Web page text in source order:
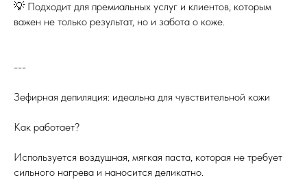
💡 Подходит для премиальных услуг и клиентов, которым
важен не только результат, но и забота о коже.
---
Зефирная депиляция: идеальна для чувствительной кожи
Как работает?
Используется воздушная, мягкая паста, которая не требует
сильного нагрева и наносится деликатно.